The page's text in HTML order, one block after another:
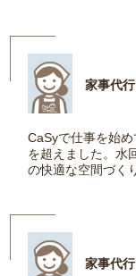
家事代
CaSyで仕事を始
を超えました。水
の快適な空間づく
家事代